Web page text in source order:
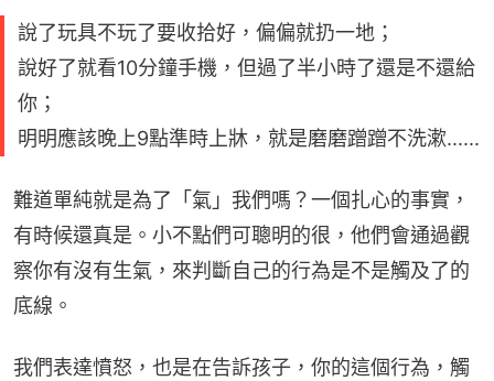
說了玩具不玩了要收拾好，偏偏就扔一地；
說好了就看10分鐘手機，但過了半小時了還是不還給
你；
明明應該晚上9點準時上牀，就是磨磨蹭蹭不洗漱......
難道單純就是為了「氣」我們嗎？一個扎心的事實，
有時候還真是。小不點們可聰明的很，他們會通過觀
察你有沒有生氣，來判斷自己的行為是不是觸及了的
底線。
我們表達憤怒，也是在告訴孩子，你的這個行為，觸